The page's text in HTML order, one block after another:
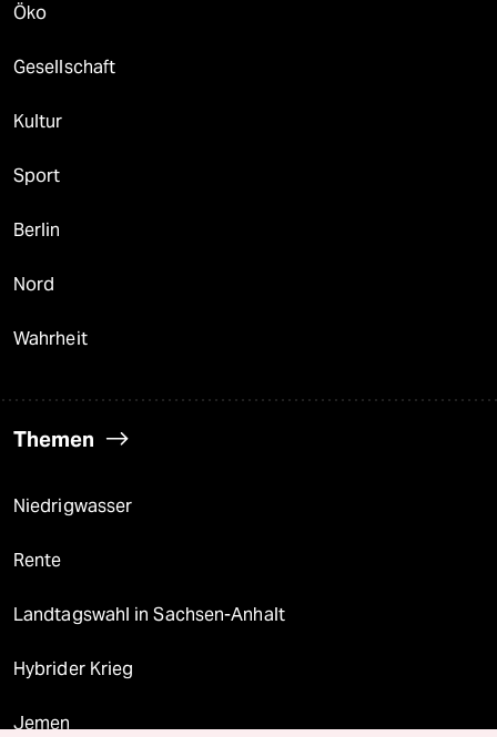
Öko
Gesellschaft
Kultur
Sport
Berlin
Nord
Wahrheit
Themen
Niedrigwasser
Rente
Landtagswahl in Sachsen-Anhalt
Hybrider Krieg
Jemen